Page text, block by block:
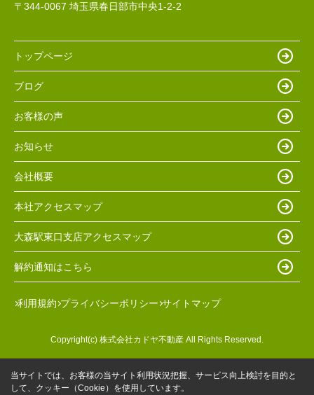
〒344-0067 埼玉県春日部市中央1-2-2
トップページ
ブログ
お客様の声
お知らせ
会社概要
本社アクセスマップ
大森駅東口支店アクセスマップ
解約通知はこちら
利用規約 プライバシーポリシー サイトマップ
Copyright(c) 株式会社カドヤ不動産 All Rights Reserved.
当サイトでは、お客様の当サイト利用状況把握、サービス向上検討を目的と
して、クッキー（Cookie）を使用しています。